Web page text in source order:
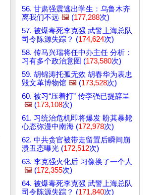
56. 甘肃强震逃出学生：乌鲁木齐
离我们不远 🖼️ (177,288次)
57. 被爆毒死李克强 武警上海总队
司令陈源失踪？ (174,624次)
58. 传马兴瑞将任中办主任 分析：
习有多个政治意图 (173,580次)
59. 胡锦涛托孤无效 胡春华为表忠
毁文革博物馆 🖼️ (173,528次)
60. 被习“压着打” 传李强已提辞呈
🖼️ (173,108次)
61. 习统治危机即将爆发 盼其暴毙
心态弥漫中南海 (172,978次)
62. 中共贪官被带走留置后瞬间崩
溃丑态曝光 (172,512次)
63. 李克强火化后 习像换了一个人
🖼️ (172,355次)
64. 被爆毒死李克强 武警上海总队
司令陈源失踪？ (171,840次)